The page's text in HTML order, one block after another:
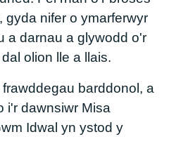
nifer o ymarferwyr
a darnau a glywodd o'r
olion lle a llais.
barddonol, a
i'r dawnsiwr Misa
Idwal yn ystod y